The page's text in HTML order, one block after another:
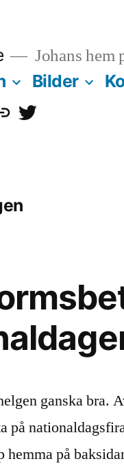
Johans hem
Bilder
Twitter
ganska bra.
på
hemma på